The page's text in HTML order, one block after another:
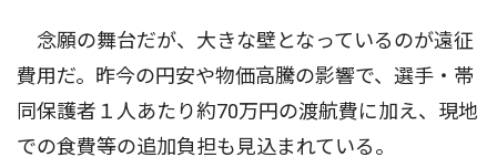
念願の舞台だが、大きな壁となっているのが遠征
費用だ。昨今の円安や物価高騰の影響で、選手・帯
同保護者１人あたり約70万円の渡航費に加え、現地
での食費等の追加負担も見込まれている。